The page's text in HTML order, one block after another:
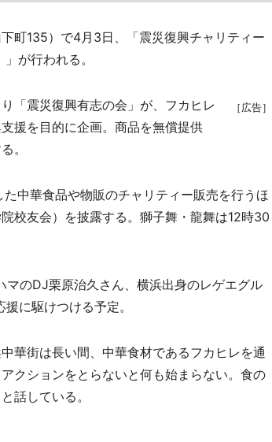
町135）で4月3日、「震災復興チャリティー
が行われる。
［広告］
「震災復興有志の会」が、フカヒレ
援を目的に企画。商品を無償提供
。
中華食品や物販のチャリティー販売を行うほ
校友会）を披露する。獅子舞・龍舞は12時30
のDJ栗原治久さん、横浜出身のレゲエグル
に駆けつける予定。
華街は長い間、中華食材であるフカヒレを通
クションをとらないと何も始まらない。食の
話している。